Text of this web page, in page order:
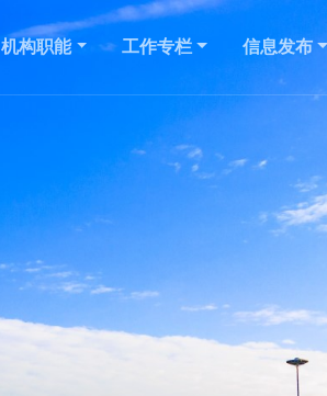
机构职能 工作专栏 信息发布